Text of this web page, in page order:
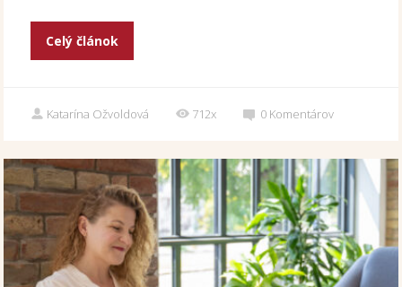
Celý článok
Katarína Ožvoldová 712x 0 Komentárov